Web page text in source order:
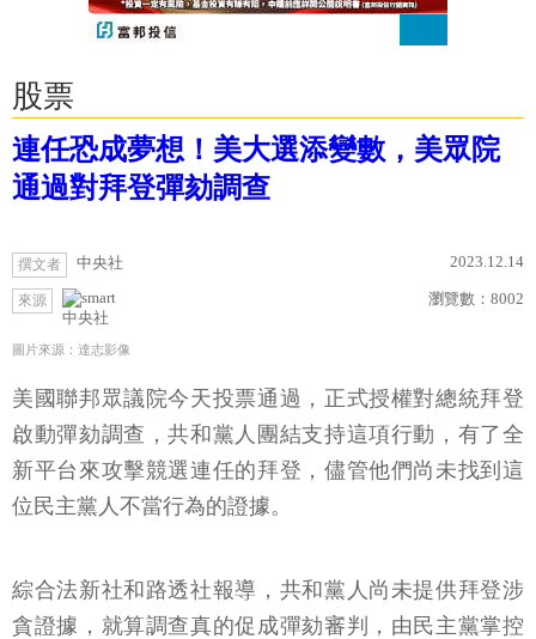
股票
連任恐成夢想！美大選添變數，美眾院
通過對拜登彈劾調查
撰文者 中央社 2023.12.14
來源
中央社
瀏覽數： 8002
圖片來源：達志影像
美國聯邦眾議院今天投票通過，正式授權對總統拜登
啟動彈劾調查，共和黨人團結支持這項行動，有了全
新平台來攻擊競選連任的拜登，儘管他們尚未找到這
位民主黨人不當行為的證據。
綜合法新社和路透社報導，共和黨人尚未提供拜登涉
貪證據，就算調查真的促成彈劾審判，由民主黨掌控